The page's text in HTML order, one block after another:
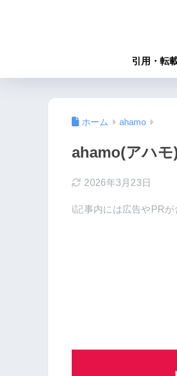
引用・転
ホーム ahamo
ahamo(アハモ
2026年3月23日
ℹ︎記事内には広告やPRが